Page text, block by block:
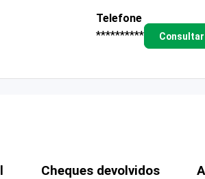
Telefone
**********
Consultar
Cheques devolvidos